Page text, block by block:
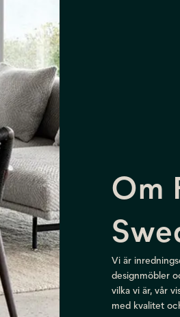
Om
Vi är
designmöbler
vilka vi är, vår
med kvalitet